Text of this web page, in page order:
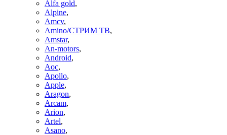
Alfa gold,
Alpine,
Amcv,
Amino/СТРИМ ТВ,
Amstar,
An-motors,
Android,
Aoc,
Apollo,
Apple,
Aragon,
Arcam,
Arion,
Artel,
Asano,